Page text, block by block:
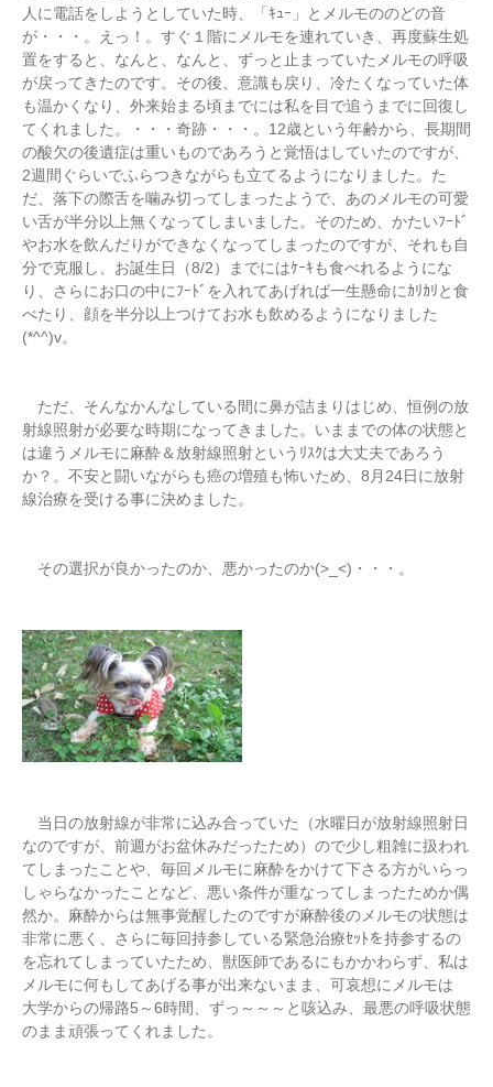
人に電話をしようとしていた時、「ｷｭｰ」とメルモののどの音
が・・・。えっ！。すぐ１階にメルモを連れていき、再度蘇生処
置をすると、なんと、なんと、ずっと止まっていたメルモの呼吸
が戻ってきたのです。その後、意識も戻り、冷たくなっていた体
も温かくなり、外来始まる頃までには私を目で追うまでに回復し
てくれました。・・・奇跡・・・。12歳という年齢から、長期間
の酸欠の後遺症は重いものであろうと覚悟はしていたのですが、
2週間ぐらいでふらつきながらも立てるようになりました。た
だ、落下の際舌を噛み切ってしまったようで、あのメルモの可愛
い舌が半分以上無くなってしまいました。そのため、かたいﾌｰﾄﾞ
やお水を飲んだりができなくなってしまったのですが、それも自
分で克服し、お誕生日（8/2）までにはｹｰｷも食べれるようにな
り、さらにお口の中にﾌｰﾄﾞを入れてあげれば一生懸命にｶﾘｶﾘと食
べたり、顔を半分以上つけてお水も飲めるようになりました
(*^^)v。
ただ、そんなかんなしている間に鼻が詰まりはじめ、恒例の放
射線照射が必要な時期になってきました。いままでの体の状態と
は違うメルモに麻酔＆放射線照射というﾘｽｸは大丈夫であろう
か？。不安と闘いながらも癌の増殖も怖いため、8月24日に放射
線治療を受ける事に決めました。
その選択が良かったのか、悪かったのか(>_<)・・・。
当日の放射線が非常に込み合っていた（水曜日が放射線照射日
なのですが、前週がお盆休みだったため）ので少し粗雑に扱われ
てしまったことや、毎回メルモに麻酔をかけて下さる方がいらっ
しゃらなかったことなど、悪い条件が重なってしまったためか偶
然か。麻酔からは無事覚醒したのですが麻酔後のメルモの状態は
非常に悪く、さらに毎回持参している緊急治療ｾｯﾄを持参するの
を忘れてしまっていたため、獣医師であるにもかかわらず、私は
メルモに何もしてあげる事が出来ないまま、可哀想にメルモは
大学からの帰路5～6時間、ずっ～～～と咳込み、最悪の呼吸状態
のまま頑張ってくれました。